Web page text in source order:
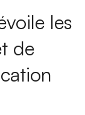
les
de